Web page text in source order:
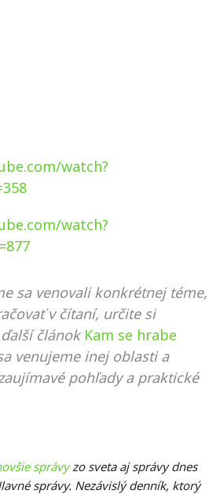
watch?
watch?
sa venovali konkrétnej téme,
v čítaní, určite si
článok Kam se hrabe
venujeme inej oblasti a
pohľady a praktické
správyzo sveta aj správy dnes
správy. Nezávislý denník, ktorý